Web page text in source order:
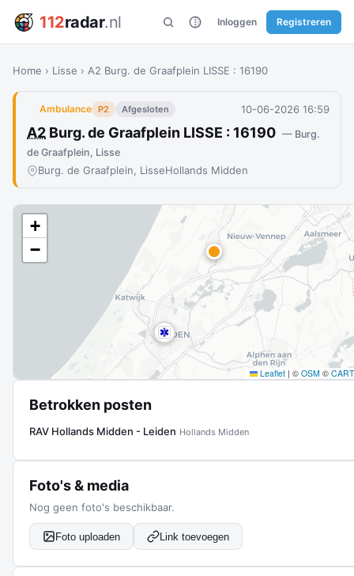
112radar.nl Inloggen Registreren
Home › Lisse › A2 Burg. de Graafplein LISSE : 16190
Ambulance P2 Afgesloten 10-06-2026 16:59
A2 Burg. de Graafplein LISSE : 16190 — Burg.
de Graafplein, Lisse
Burg. de Graafplein, LisseHollands Midden
+
−
Leaflet | © OSM ©
Betrokken posten
RAV Hollands Midden - Leiden Hollands Midden
Foto's & media
Nog geen foto's beschikbaar.
Foto uploaden Link toevoegen